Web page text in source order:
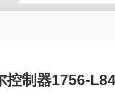
控制器1756-